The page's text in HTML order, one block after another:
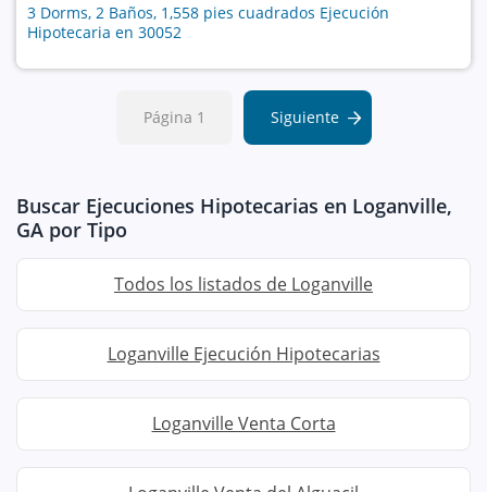
3 Dorms, 2 Baños, 1,558 pies cuadrados Ejecución
Hipotecaria en 30052
Página 1 Siguiente
Buscar Ejecuciones Hipotecarias en Loganville,
GA por Tipo
Todos los listados de Loganville
Loganville Ejecución Hipotecarias
Loganville Venta Corta